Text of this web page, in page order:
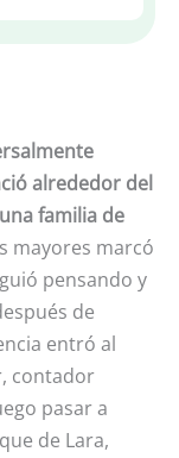
alrededor del
familia de
mayores marcó
pensando y
de
entró al
contador
pasar a
de Lara,